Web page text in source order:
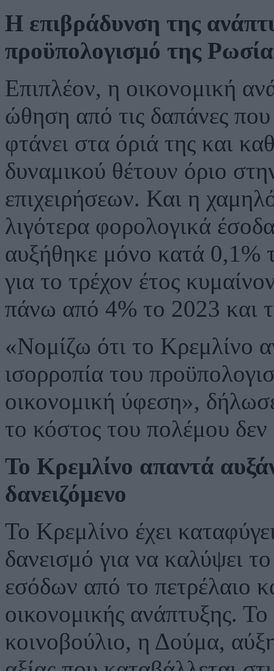
Η επιβράδυνση της
προϋπολογισμό της
Επιπλέον, η οικονομική
ώθηση από τις δαπάνες
φτάνει στα όριά της και
δυναμικού θέτουν όριο
επιχειρήσεων. Και η
λιγότερα φορολογικά
αυξήθηκε μόνο κατά 0,1%
για το τρέχον έτος
πάνω από 4% το 2023 και
«Νομίζω ότι το Κρεμλίνο
ισορροπία του
οικονομική ύφεση»,
το κόστος του πολέμου δεν
Το Κρεμλίνο απαντά
δανειζόμενο
Το Κρεμλίνο έχει
δανεισμό για να καλύψει
εσόδων από το πετρέλαιο
οικονομικής ανάπτυξης.
κοινοβούλιο, η Δούμα,